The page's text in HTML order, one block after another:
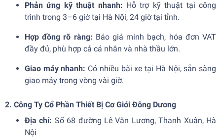
Phản ứng kỹ thuật nhanh: Hỗ trợ kỹ thuật tại công
trình trong 3–6 giờ tại Hà Nội, 24 giờ tại tỉnh.
Hợp đồng rõ ràng: Báo giá minh bạch, hóa đơn VAT
đầy đủ, phù hợp cả cá nhân và nhà thầu lớn.
Giao máy nhanh: Có nhiều bãi xe tại Hà Nội, sẵn sàng
giao máy trong vòng vài giờ.
2. Công Ty Cổ Phần Thiết Bị Cơ Giới Đông Dương
Địa chỉ: Số 68 đường Lê Văn Lương, Thanh Xuân, Hà
Nội